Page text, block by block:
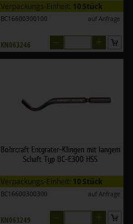
Verpackungs-Einheit: 10 Stück
BC16600300100 auf Anfrage
KN063246
Bohrcraft Entgrater-Klingen mit langem
Schaft Typ BC-E300 HSS
Verpackungs-Einheit: 10 Stück
BC16600300300 auf Anfrage
KN063249